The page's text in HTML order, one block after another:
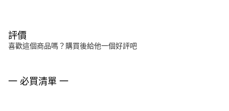
評價
喜歡這個商品嗎？購買後給他一個好評吧
一 必買清單 一